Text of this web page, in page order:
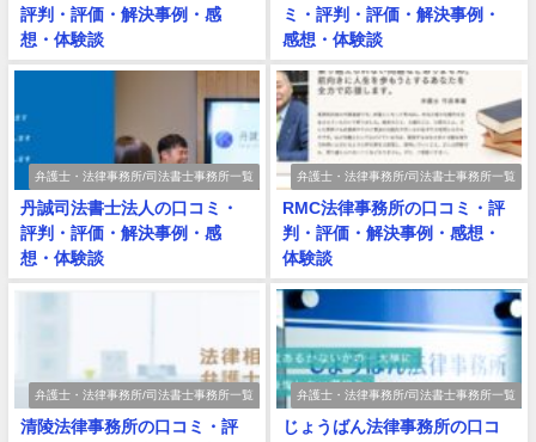
評判・評価・解決事例・感
想・体験談
ミ・評判・評価・解決事例・
感想・体験談
弁護士・法律事務所/司法書士事務所一覧
丹誠司法書士法人の口コミ・
評判・評価・解決事例・感
想・体験談
弁護士・法律事務所/司法書士事務所一覧
RMC法律事務所の口コミ・評
判・評価・解決事例・感想・
体験談
弁護士・法律事務所/司法書士事務所一覧
清陵法律事務所の口コミ・評
弁護士・法律事務所/司法書士事務所一覧
じょうばん法律事務所の口コ